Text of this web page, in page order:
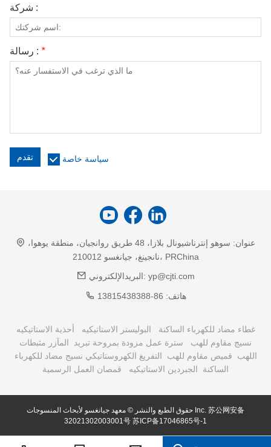
شركة :
رسالة : *
تقدم سياسة خاصة
عنوان:
سوهو إنترناشيونال بلازا، 48 طريق روانجيان، منطقة يوهوا،
نانجينغ، جيانغسو 210012، PRChina
البريدالإلكتروني: yp@cjti.com
هاتف: 86-13815438388
غطاء مضاد للكهرباء الساكنة البوليستر الاستاتيكيه
أحذية الاستاتيكيه
نسيج مقاوم للهب
سترة عمل مزودة بمروحة تبريد
المآزر مثبطات
اللهب
قميص مقاوم للهب
التفريغ الكهروستاتيكي نسيج مضاد للكهرباء
الساكنة
الجبردين الاستاتيكيه قمصان العمل الرسمية
حقوق الطبع والنشر © معهد جيانغسو لأبحاث المنسوجات Inc. 苏公网安备
32021302003001号 苏ICP备17046865号-1